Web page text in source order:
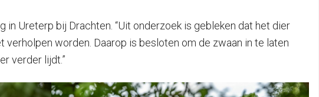
Ureterp bij Drachten. “Uit onderzoek is gebleken dat het dier
verholpen worden. Daarop is besloten om de zwaan in te laten
verder lijdt.”